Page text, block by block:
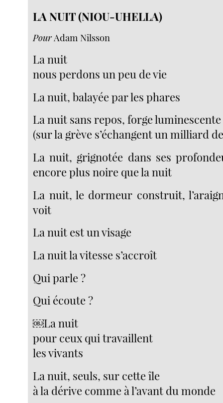
LA NUIT (NIOU-UHELLA)
PourAdam Nilsson
La nuit
nous perdons un peu de vie
La nuit, balayée par les phares
La nuit sans repos, forge luminescente
(sur la grève s’échangent un milliard
La nuit, grignotée dans ses
encore plus noire que la nuit
La nuit, le dormeur construit,
voit
La nuit est un visage
La nuit la vitesse s’accroît
Qui parle ?
Qui écoute ?
￼La nuit
pour ceux qui travaillent
les vivants
La nuit, seuls, sur cette île
à la dérive comme à l’avant du monde